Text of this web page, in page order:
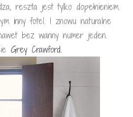
reszta jest tylko dopełnieniem.
inny fotel. I znowu naturalne
bez wanny numer jeden.
Grey Crawford.